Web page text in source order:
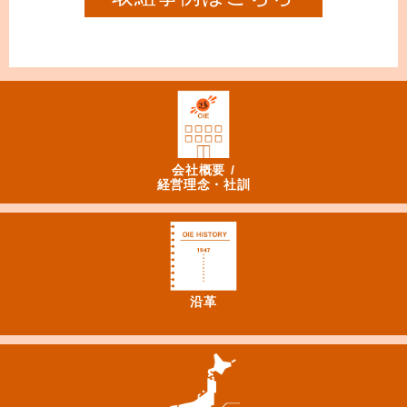
会社概要 /
経営理念・社訓
沿革